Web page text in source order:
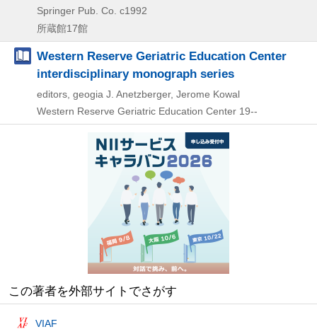
Springer Pub. Co. c1992
所蔵館17館
Western Reserve Geriatric Education Center
interdisciplinary monograph series
editors, geogia J. Anetzberger, Jerome Kowal
Western Reserve Geriatric Education Center 19--
この著者を外部サイトでさがす
VIAF